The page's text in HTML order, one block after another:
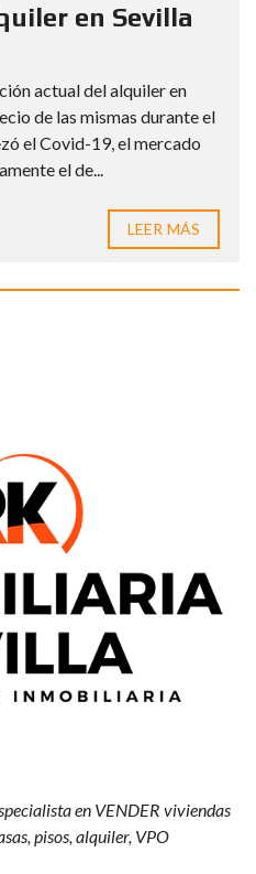
en Sevilla
actual del alquiler en
de las mismas durante el
el Covid-19, el mercado
el de...
LEER MÁS
en VENDER viviendas
pisos, alquiler, VPO